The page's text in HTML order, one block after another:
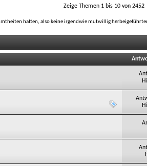
Zeige Themen 1 bis 10 von 2452
hatten, also keine irgendwie mutwillig